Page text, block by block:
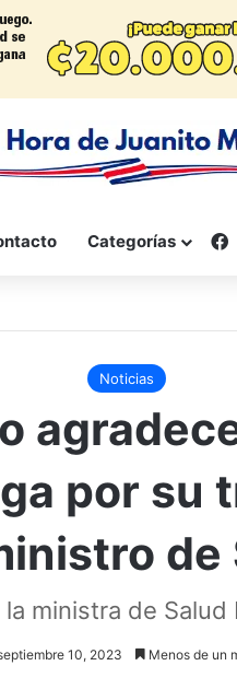
Categorías
Noticias
por su
de
la ministra de
10, 2023 Menos de un